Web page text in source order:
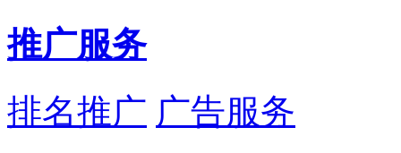
推广服务
排名推广 广告服务